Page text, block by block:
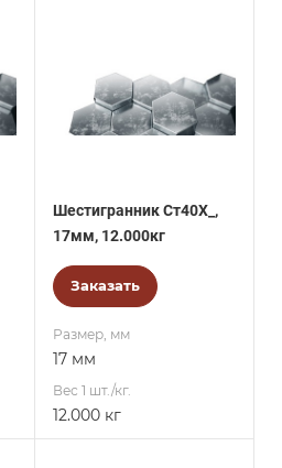
Шестигранник Ст40Х_,
17мм, 12.000кг
Заказать
Размер, мм
17 мм
Вес 1 шт./кг.
12.000 кг